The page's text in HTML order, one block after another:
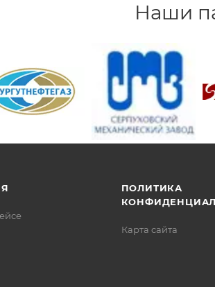
Наши
ПОЛИТИКА
Карта сайта